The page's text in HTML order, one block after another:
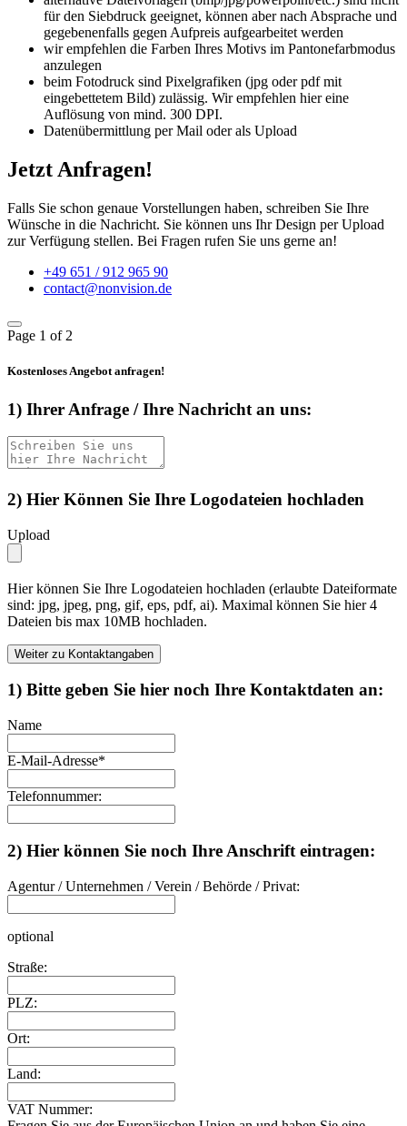
für den Siebdruck geeignet, können aber nach Absprache und
gegebenenfalls gegen Aufpreis aufgearbeitet werden
wir empfehlen die Farben Ihres Motivs im Pantonefarbmodus
anzulegen
beim Fotodruck sind Pixelgrafiken (jpg oder pdf mit
eingebettetem Bild) zulässig. Wir empfehlen hier eine
Auflösung von mind. 300 DPI.
Datenübermittlung per Mail oder als Upload
Jetzt Anfragen!
Falls Sie schon genaue Vorstellungen haben, schreiben Sie Ihre
Wünsche in die Nachricht. Sie können uns Ihr Design per Upload
zur Verfügung stellen. Bei Fragen rufen Sie uns gerne an!
+49 651 / 912 965 90
contact@nonvision.de
Page 1 of 2
Kostenloses Angebot anfragen!
1) Ihrer Anfrage / Ihre Nachricht an uns:
2) Hier Können Sie Ihre Logodateien hochladen
Upload
Hier können Sie Ihre Logodateien hochladen (erlaubte Dateiformate
sind: jpg, jpeg, png, gif, eps, pdf, ai). Maximal können Sie hier 4
Dateien bis max 10MB hochladen.
Weiter zu Kontaktangaben
1) Bitte geben Sie hier noch Ihre Kontaktdaten an:
Name
E-Mail-Adresse*
Telefonnummer:
2) Hier können Sie noch Ihre Anschrift eintragen:
Agentur / Unternehmen / Verein / Behörde / Privat:
optional
Straße:
PLZ:
Ort:
Land:
VAT Nummer: